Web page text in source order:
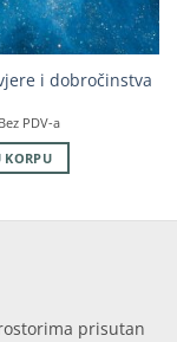
i dobročinstva
Bez PDV-a
KORPU
prisutan